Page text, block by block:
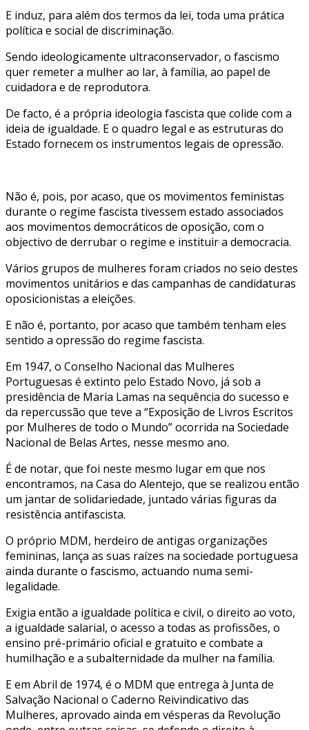
E induz, para além dos termos da lei, toda uma prática
política e social de discriminação.
Sendo ideologicamente ultraconservador, o fascismo
quer remeter a mulher ao lar, à família, ao papel de
cuidadora e de reprodutora.
De facto, é a própria ideologia fascista que colide com a
ideia de igualdade. E o quadro legal e as estruturas do
Estado fornecem os instrumentos legais de opressão.
Não é, pois, por acaso, que os movimentos feministas
durante o regime fascista tivessem estado associados
aos movimentos democráticos de oposição, com o
objectivo de derrubar o regime e instituir a democracia.
Vários grupos de mulheres foram criados no seio destes
movimentos unitários e das campanhas de candidaturas
oposicionistas a eleições.
E não é, portanto, por acaso que também tenham eles
sentido a opressão do regime fascista.
Em 1947, o Conselho Nacional das Mulheres
Portuguesas é extinto pelo Estado Novo, já sob a
presidência de Maria Lamas na sequência do sucesso e
da repercussão que teve a “Exposição de Livros Escritos
por Mulheres de todo o Mundo” ocorrida na Sociedade
Nacional de Belas Artes, nesse mesmo ano.
É de notar, que foi neste mesmo lugar em que nos
encontramos, na Casa do Alentejo, que se realizou então
um jantar de solidariedade, juntado várias figuras da
resistência antifascista.
O próprio MDM, herdeiro de antigas organizações
femininas, lança as suas raízes na sociedade portuguesa
ainda durante o fascismo, actuando numa semi-
legalidade.
Exigia então a igualdade política e civil, o direito ao voto,
a igualdade salarial, o acesso a todas as profissões, o
ensino pré-primário oficial e gratuito e combate a
humilhação e a subalternidade da mulher na família.
E em Abril de 1974, é o MDM que entrega à Junta de
Salvação Nacional o Caderno Reivindicativo das
Mulheres, aprovado ainda em vésperas da Revolução